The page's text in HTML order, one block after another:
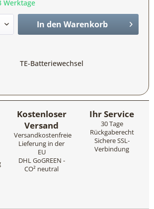
Werktage
In den Warenkorb
TE-Batteriewechsel
Kostenloser
Versand
Versandkostenfreie
Lieferung in der
EU
DHL GoGREEN -
CO² neutral
Ihr Service
30 Tage
Rückgaberecht
Sichere SSL-
Verbindung